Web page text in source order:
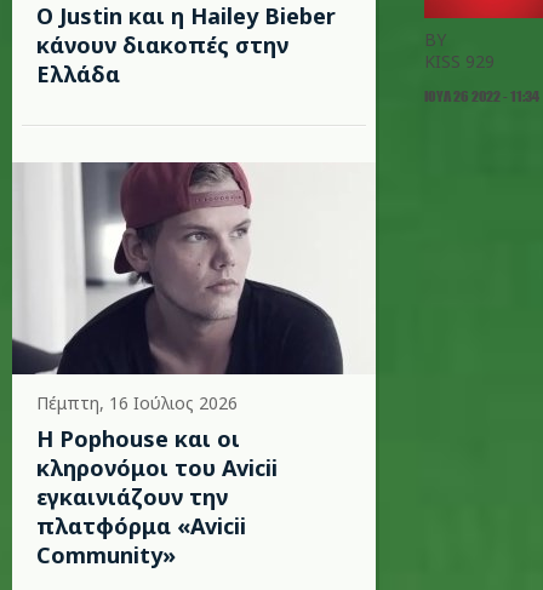
Ο Justin και η Hailey Bieber
κάνουν διακοπές στην
Ελλάδα
Πέμπτη, 16 Ιούλιος 2026
Η Pophouse και οι
κληρονόμοι του Avicii
εγκαινιάζουν την
πλατφόρμα «Avicii
Community»
BY
KISS 929
ΙΟΥΛ 26 2022 - 11:34